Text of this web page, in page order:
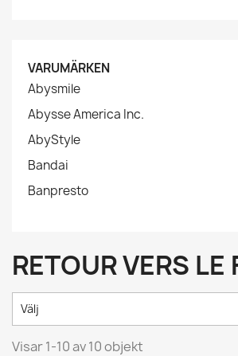
VARUMÄRKEN
Abysmile
Abysse America Inc.
AbyStyle
Bandai
Banpresto
RETOUR VERS LE
Välj
Visar 1-10 av 10 objekt